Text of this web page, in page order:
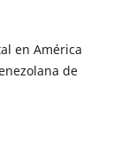
en América
de